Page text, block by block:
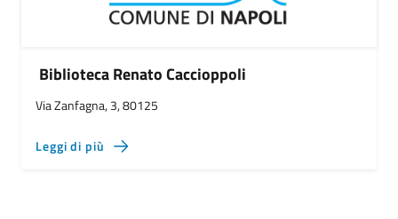
Biblioteca Renato Caccioppoli
Via Zanfagna, 3, 80125
Leggi di più